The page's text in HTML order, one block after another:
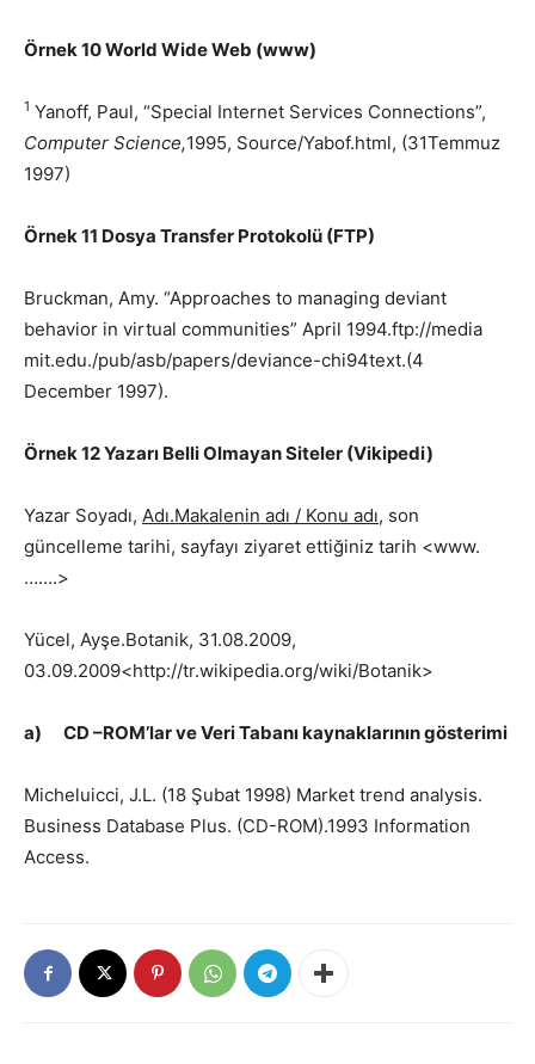
Örnek 10 World Wide Web (www)
1 Yanoff, Paul, “Special Internet Services Connections”,
Computer Science,1995, Source/Yabof.html, (31Temmuz
1997)
Örnek 11 Dosya Transfer Protokolü (FTP)
Bruckman, Amy. “Approaches to managing deviant
behavior in virtual communities” April 1994.ftp://media
mit.edu./pub/asb/papers/deviance-chi94text.(4
December 1997).
Örnek 12 Yazarı Belli Olmayan Siteler (Vikipedi)
Yazar Soyadı, Adı.Makalenin adı / Konu adı, son
güncelleme tarihi, sayfayı ziyaret ettiğiniz tarih <www.
…….>
Yücel, Ayşe.Botanik, 31.08.2009,
03.09.2009<http://tr.wikipedia.org/wiki/Botanik>
a) CD –ROM’lar ve Veri Tabanı kaynaklarının gösterimi
Micheluicci, J.L. (18 Şubat 1998) Market trend analysis.
Business Database Plus. (CD-ROM).1993 Information
Access.